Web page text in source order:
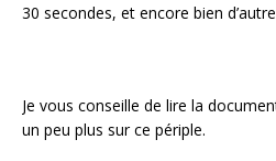
30 secondes, et encore bien
Je vous conseille de lire la
un peu plus sur ce périple.